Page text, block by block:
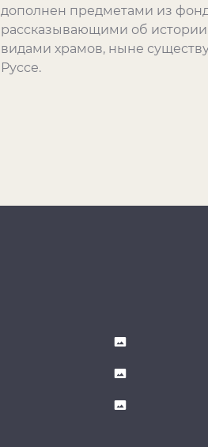
дополнен предметами из
рассказывающими об
видами храмов, ныне
Руссе.